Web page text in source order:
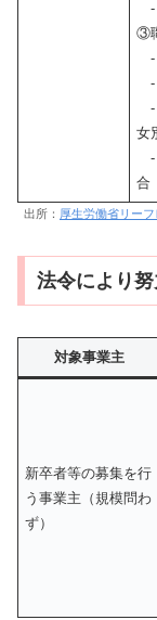
-
③
-
-
-
女
-
合
出所： 厚生労働省リーフ
法令により
対象事業主
新卒者等の募集を行
う事業主（規模問わ
ず）